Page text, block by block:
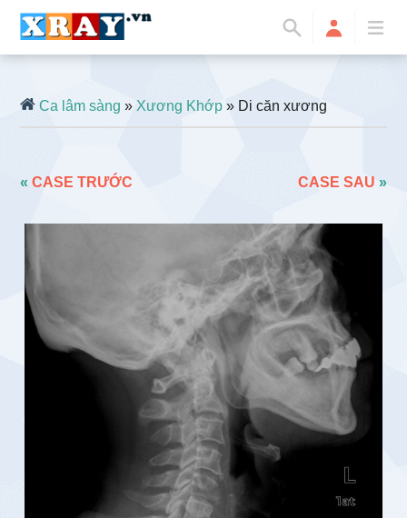
Ca lâm sàng »Xương Khớp » Di căn xương
«CASE TRƯỚC CASE SAU »